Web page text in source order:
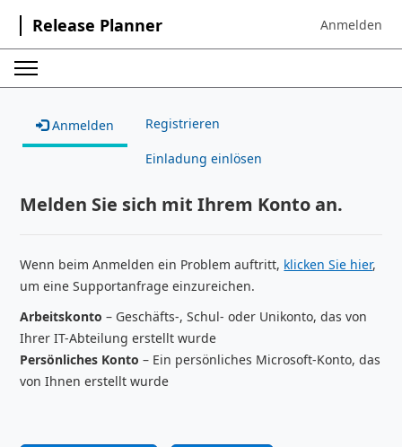
Release Planner Sign in to
Anmelden
Anmelden Registrieren
Einladung einlösen
Melden Sie sich mit Ihrem Konto an.
Wenn beim Anmelden ein Problem auftritt, klicken Sie hier,
um eine Supportanfrage einzureichen.
Arbeitskonto – Geschäfts-, Schul- oder Unikonto, das von
Ihrer IT-Abteilung erstellt wurde
Persönliches Konto – Ein persönliches Microsoft-Konto, das
von Ihnen erstellt wurde